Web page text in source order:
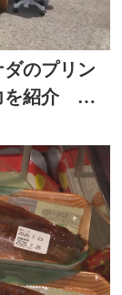
のプリン
を紹介 大